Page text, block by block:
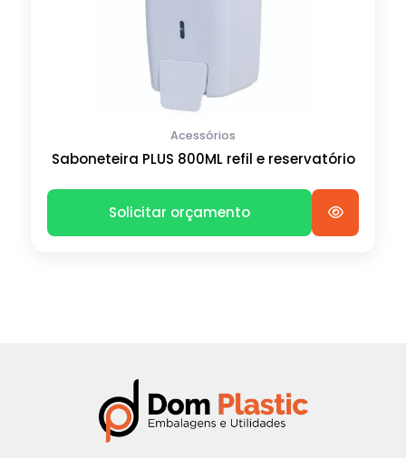
Acessórios
Saboneteira PLUS 800ML refil e reservatório
Solicitar orçamento